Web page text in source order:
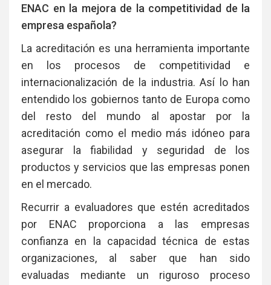
ENAC en la mejora de la competitividad de la
empresa española?
La acreditación es una herramienta importante
en los procesos de competitividad e
internacionalización de la industria. Así lo han
entendido los gobiernos tanto de Europa como
del resto del mundo al apostar por la
acreditación como el medio más idóneo para
asegurar la fiabilidad y seguridad de los
productos y servicios que las empresas ponen
en el mercado.
Recurrir a evaluadores que estén acreditados
por ENAC proporciona a las empresas
confianza en la capacidad técnica de estas
organizaciones, al saber que han sido
evaluadas mediante un riguroso proceso